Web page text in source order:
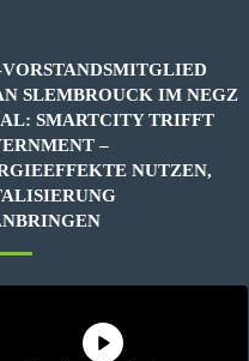
VORSTANDSMITGLIED
SLEMBROUCK IM NEGZ
SMARTCITY TRIFFT
–
NUTZEN,